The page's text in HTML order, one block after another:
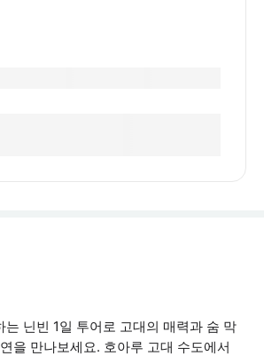
는 닌빈 1일 투어로 고대의 매력과 숨 막
을 만나보세요. 호아루 고대 수도에서